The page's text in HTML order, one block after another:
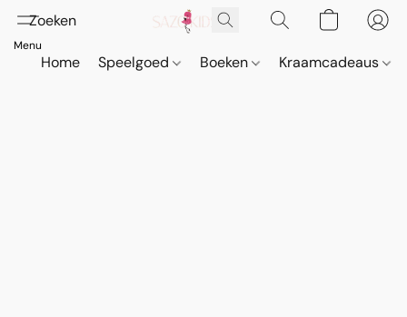
Home Speelgoed Boeken Kraamcadeaus